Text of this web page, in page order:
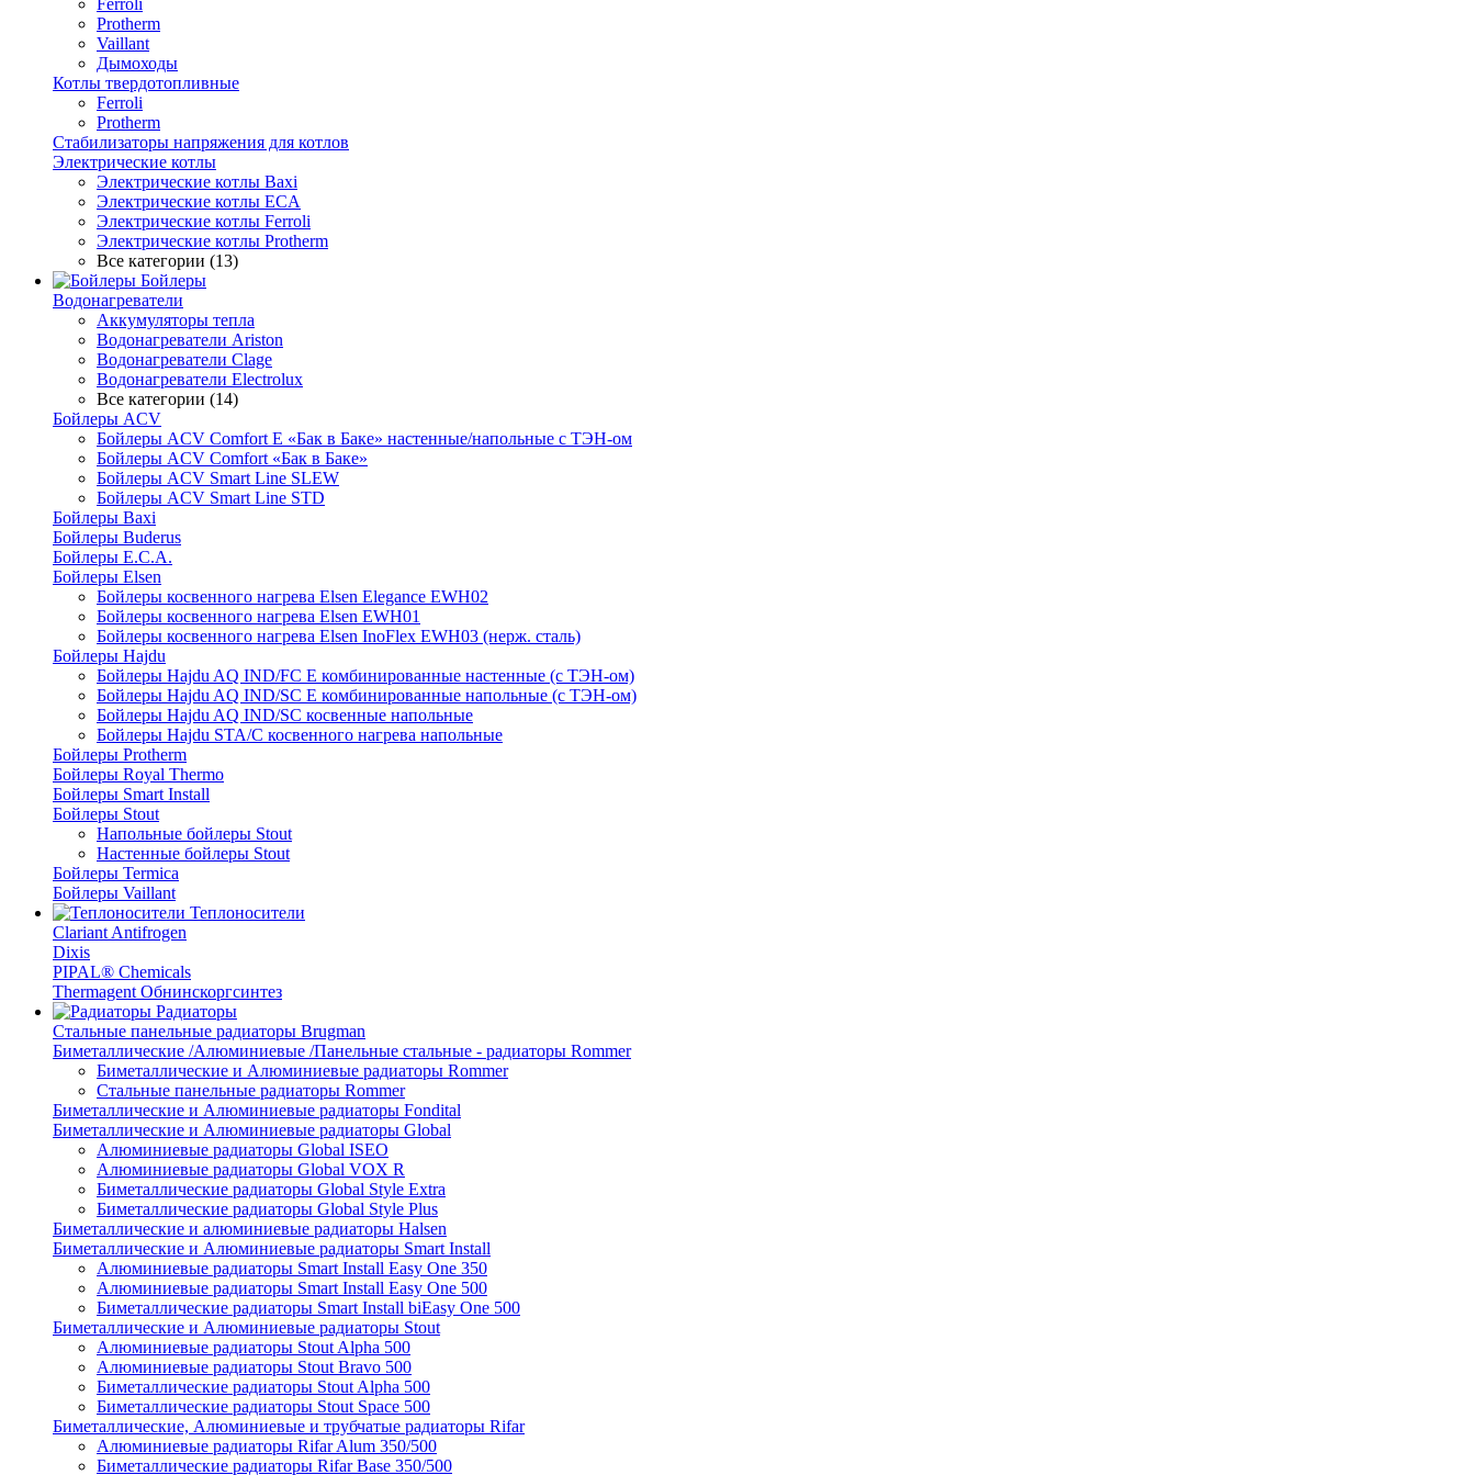
Ferroli
Protherm
Vaillant
Дымоходы
Котлы твердотопливные
Ferroli
Protherm
Стабилизаторы напряжения для котлов
Электрические котлы
Электрические котлы Baxi
Электрические котлы ECA
Электрические котлы Ferroli
Электрические котлы Protherm
Все категории (13)
Бойлеры
Водонагреватели
Аккумуляторы тепла
Водонагреватели Ariston
Водонагреватели Clage
Водонагреватели Electrolux
Все категории (14)
Бойлеры ACV
Бойлеры ACV Comfort E «Бак в Баке» настенные/напольные c ТЭН-ом
Бойлеры ACV Comfort «Бак в Баке»
Бойлеры ACV Smart Line SLEW
Бойлеры ACV Smart Line STD
Бойлеры Baxi
Бойлеры Buderus
Бойлеры E.C.A.
Бойлеры Elsen
Бойлеры косвенного нагрева Elsen Elegance EWH02
Бойлеры косвенного нагрева Elsen EWH01
Бойлеры косвенного нагрева Elsen InoFlex EWH03 (нерж. сталь)
Бойлеры Hajdu
Бойлеры Hajdu AQ IND/FC E комбинированные настенные (с ТЭН-ом)
Бойлеры Hajdu AQ IND/SC E комбинированные напольные (с ТЭН-ом)
Бойлеры Hajdu AQ IND/SC косвенные напольные
Бойлеры Hajdu STA/C косвенного нагрева напольные
Бойлеры Protherm
Бойлеры Royal Thermo
Бойлеры Smart Install
Бойлеры Stout
Напольные бойлеры Stout
Настенные бойлеры Stout
Бойлеры Termica
Бойлеры Vaillant
Теплоносители
Clariant Antifrogen
Dixis
PIPAL® Chemicals
Thermagent Обнинскоргсинтез
Радиаторы
Стальные панельные радиаторы Brugman
Биметаллические /Алюминиевые /Панельные стальные - радиаторы Rommer
Биметаллические и Алюминиевые радиаторы Rommer
Стальные панельные радиаторы Rommer
Биметаллические и Алюминиевые радиаторы Fondital
Биметаллические и Алюминиевые радиаторы Global
Алюминиевые радиаторы Global ISEO
Алюминиевые радиаторы Global VOX R
Биметаллические радиаторы Global Style Extra
Биметаллические радиаторы Global Style Plus
Биметаллические и алюминиевые радиаторы Halsen
Биметаллические и Алюминиевые радиаторы Smart Install
Алюминиевые радиаторы Smart Install Easy One 350
Алюминиевые радиаторы Smart Install Easy One 500
Биметаллические радиаторы Smart Install biEasy One 500
Биметаллические и Алюминиевые радиаторы Stout
Алюминиевые радиаторы Stout Alpha 500
Алюминиевые радиаторы Stout Bravo 500
Биметаллические радиаторы Stout Alpha 500
Биметаллические радиаторы Stout Space 500
Биметаллические, Алюминиевые и трубчатые радиаторы Rifar
Алюминиевые радиаторы Rifar Alum 350/500
Биметаллические радиаторы Rifar Base 350/500